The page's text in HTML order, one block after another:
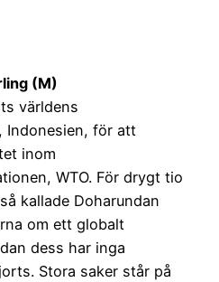
(M)
världens
Indonesien, för att
inom
WTO. För drygt tio
kallade Doharundan
om ett globalt
dess har inga
Stora saker står på